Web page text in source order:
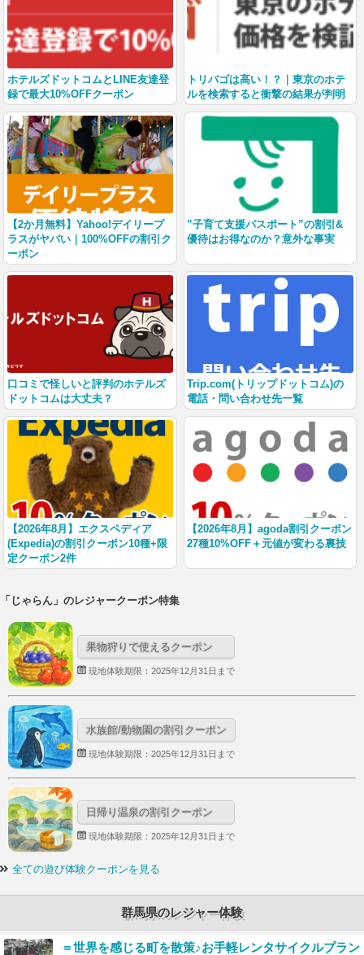
ホテルズドットコムとLINE友達登
録で最大10%OFFクーポン
トリバゴは高い！？｜東京のホテ
ルを検索すると衝撃の結果が判明
【2か月無料】Yahoo!デイリープ
ラスがヤバい｜100%OFFの割引ク
ーポン
”子育て支援パスポート”の割引&
優待はお得なのか？意外な事実
口コミで怪しいと評判のホテルズ
ドットコムは大丈夫？
Trip.com(トリップドットコム)の
電話・問い合わせ先一覧
【2026年8月】エクスペディア
(Expedia)の割引クーポン10種+限
定クーポン2件
【2026年8月】agoda割引クーポン
27種10%OFF＋元値が変わる裏技
「じゃらん」のレジャークーポン特集
果物狩りで使えるクーポン
現地体験期限：2025年12月31日まで
水族館/動物園の割引クーポン
現地体験期限：2025年12月31日まで
日帰り温泉の割引クーポン
現地体験期限：2025年12月31日まで
全ての遊び体験クーポンを見る
群馬県のレジャー体験
＝世界を感じる町を散策♪お手軽レンタサイクルプラン